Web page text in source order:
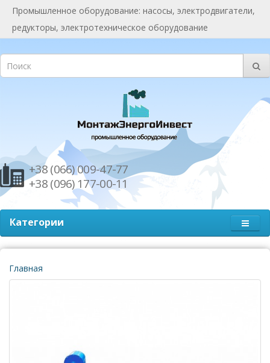
Промышленное оборудование: насосы, электродвигатели,
редукторы, электротехническое оборудование
+38 (066) 009-47-77
+38 (096) 177-00-11
Категории
Главная